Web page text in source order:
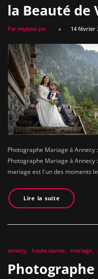
la Beauté de
Par mylene-jot 14 février
Photographe Mariage à
Photographe Mariage à
mariage est l'un des moments
Lire la suite
annecy haute savoie mariage
Photographe